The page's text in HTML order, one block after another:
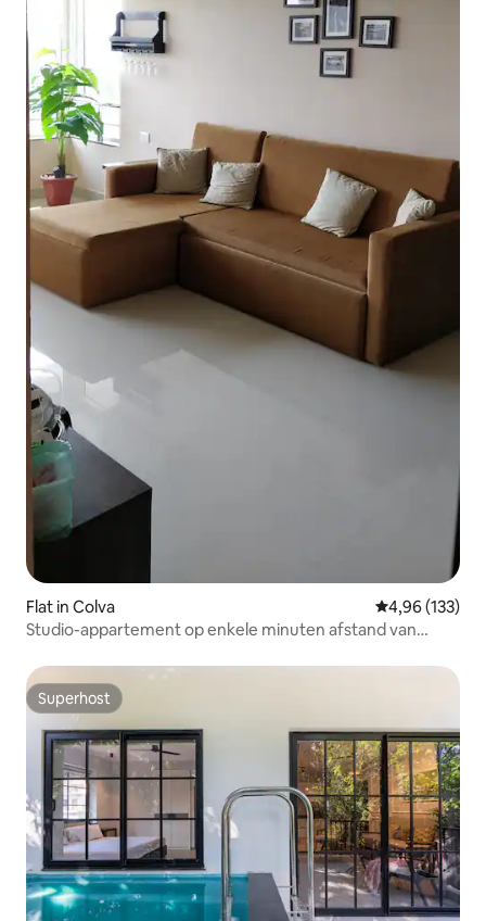
Flat in Colva Gemiddelde
4,96 (133)
Studio-appartement op enkele minuten afstand van
Superhost
Superhost